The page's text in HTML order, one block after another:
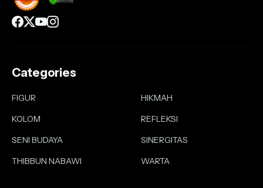
Categories
FIGUR
HIKMAH
KOLOM
REFLEKSI
SENI BUDAYA
SINERGITAS
THIBBUN NABAWI
WARTA